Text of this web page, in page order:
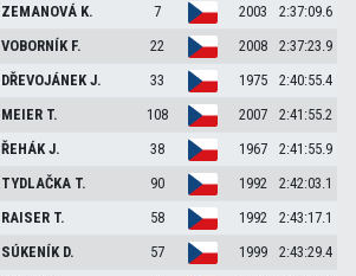
ZEMANOVÁ K. 7 2003
2:37:09.6
VOBORNÍK F. 22 2008
2:37:23.9
DŘEVOJÁNEKJ. 33 1975
2:40:55.4
MEIER T. 108 2007
2:41:55.2
ŘEHÁKJ. 38 1967
2:41:55.9
TYDLAČKA T. 90 1992
2:42:03.1
RAISER T. 58 1992
2:43:17.1
SÚKENÍK D. 57 1999
2:43:29.4